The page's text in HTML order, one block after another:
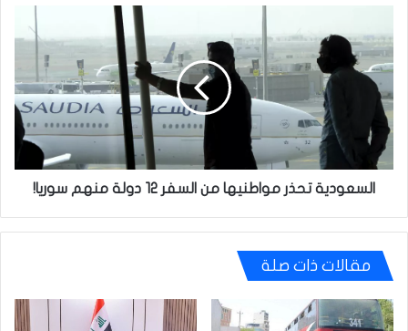
تحذر
مواطنيها
من
السفر
12
دولة
منهم
سوريا!
السعودية تحذر مواطنيها من السفر 12 دولة منهم سوريا!
مقالات ذات صلة